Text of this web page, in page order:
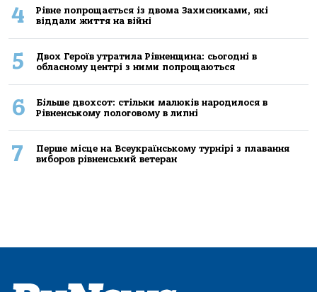
4
Рівне попрощається із двома Захисниками, які
віддали життя на війні
5
Двох Героїв утратила Рівненщина: сьогодні в
обласному центрі з ними попрощаються
6
Більше двохсот: стільки малюків народилося в
Рівненському пологовому в липні
7
Перше місце на Всеукраїнському турнірі з плавання
виборов рівненський ветеран